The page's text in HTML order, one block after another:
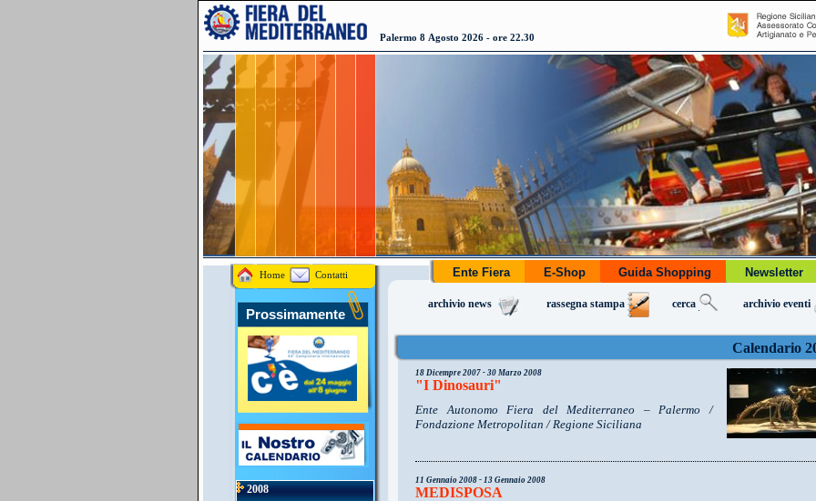
Palermo 8 Agosto 2026 - ore 22.30
Home Contatti
Prossimamente
2008
Ente Fiera E-Shop Guida Shopping
archivio news rassegna stampa cerca archivio eventi
Calendario
18 Dicempre 2007 - 30 Marzo 2008
"I Dinosauri"
Ente Autonomo Fiera del Mediterraneo – Palermo /
Fondazione Metropolitan / Regione Siciliana
11 Gennaio 2008 - 13 Gennaio 2008
MEDISPOSA